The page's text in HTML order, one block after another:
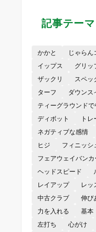
記事テーマ
かかと じゃらん
イップス
グリッ
ザックリ
スペッ
ターフ
ダウンス
ティーグラウンドで
ディボット
ト
ネガティブな感情
ヒジ
フィニッシ
フェアウェイバンカ
ヘッドスピード
レイアップ
レッ
中古クラブ
伸び
力を入れる
基本
左打ち
心がけ